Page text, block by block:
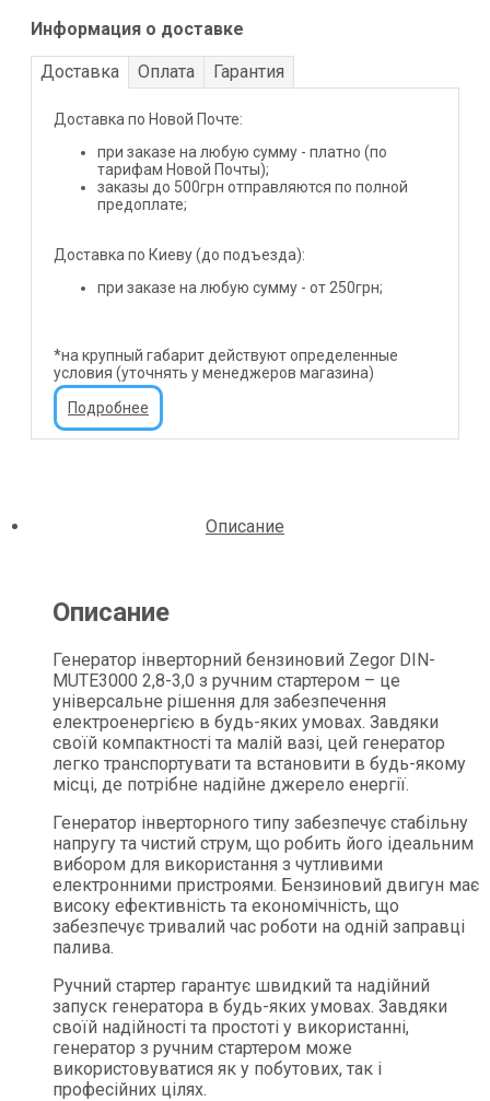
Информация о доставке
Доставка Оплата Гарантия
Доставка по Новой Почте:
при заказе на любую сумму - платно (по
тарифам Новой Почты);
заказы до 500грн отправляются по полной
предоплате;
Доставка по Киеву (до подъезда):
при заказе на любую сумму - от 250грн;
*на крупный габарит действуют определенные
условия (уточнять у менеджеров магазина)
Подробнее
Описание
Описание
Генератор інверторний бензиновий Zegor DIN-
MUTE3000 2,8-3,0 з ручним стартером – це
універсальне рішення для забезпечення
електроенергією в будь-яких умовах. Завдяки
своїй компактності та малій вазі, цей генератор
легко транспортувати та встановити в будь-якому
місці, де потрібне надійне джерело енергії.
Генератор інверторного типу забезпечує стабільну
напругу та чистий струм, що робить його ідеальним
вибором для використання з чутливими
електронними пристроями. Бензиновий двигун має
високу ефективність та економічність, що
забезпечує тривалий час роботи на одній заправці
палива.
Ручний стартер гарантує швидкий та надійний
запуск генератора в будь-яких умовах. Завдяки
своїй надійності та простоті у використанні,
генератор з ручним стартером може
використовуватися як у побутових, так і
професійних цілях.